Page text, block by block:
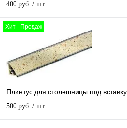
400 руб. / шт
Хит - Продаж
Плинтус для столешницы под вставку
500 руб. / шт